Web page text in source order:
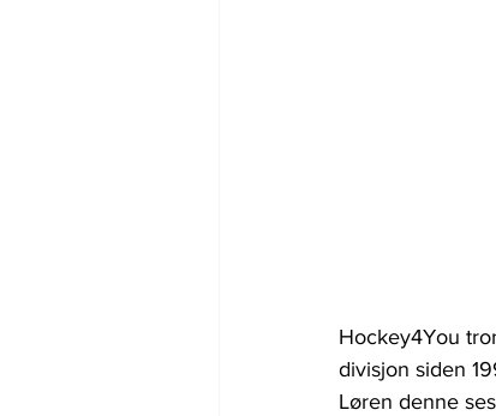
Hockey4You
divisjon siden
Løren denne